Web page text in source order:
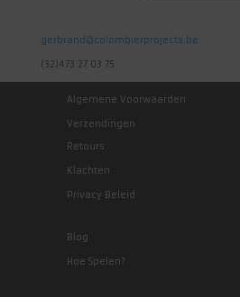
gerbrand@colombierprojects.be
(32)473 27 03 75
Algemene Voorwaarden
Verzendingen
Retours
Klachten
Privacy Beleid
Blog
Hoe Spelen?